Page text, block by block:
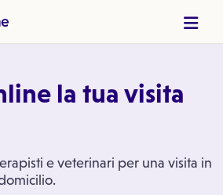
la tua visita
e veterinari per una visita in